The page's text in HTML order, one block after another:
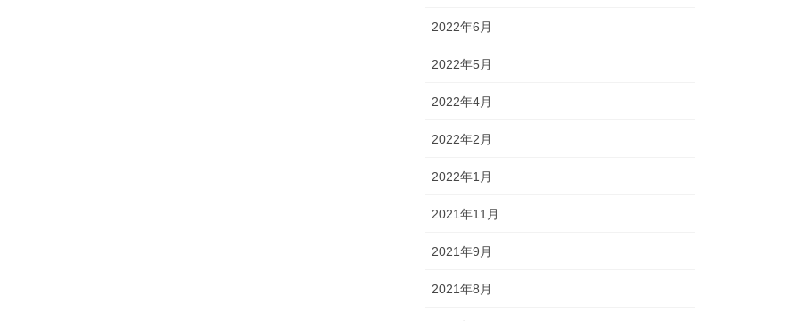
2022年6月
2022年5月
2022年4月
2022年2月
2022年1月
2021年11月
2021年9月
2021年8月